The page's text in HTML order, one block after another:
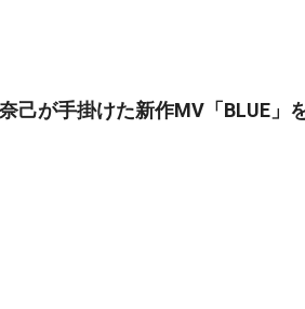
己が手掛けた新作MV「BLUE」